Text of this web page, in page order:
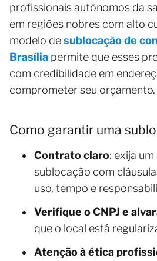
profissionais autônomos da
em regiões nobres com alto
modelo desublocação de
Brasília permite que esses
com credibilidade em
comprometer seu orçamento.
Como garantir uma
Contrato claro: exija
sublocação com
uso, tempo e
Verifique o CNPJ e
que o local está
Atenção à ética